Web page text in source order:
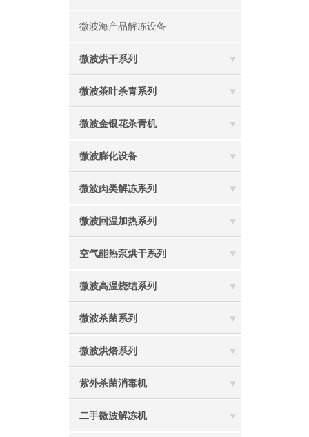
微波海产品解冻设备
微波烘干系列
微波茶叶杀青系列
微波金银花杀青机
微波膨化设备
微波肉类解冻系列
微波回温加热系列
空气能热泵烘干系列
微波高温烧结系列
微波杀菌系列
微波烘焙系列
紫外杀菌消毒机
二手微波解冻机